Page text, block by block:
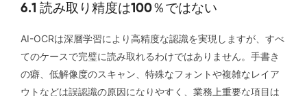
6.1 読み取り精度は100％ではない
AI-OCRは深層学習により高精度な認識を実現しますが、すべ
てのケースで完璧に読み取れるわけではありません。手書き
の癖、低解像度のスキャン、特殊なフォントや複雑なレイア
ウトなどは誤認識の原因になりやすく、業務上重要な項目は